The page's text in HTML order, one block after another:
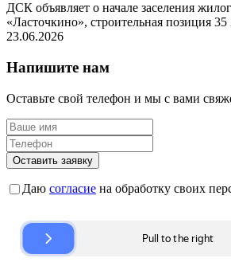
ДСК объявляет о начале заселения
«Ласточкино», строительная позиция
23.06.2026
Напишите нам
Оставьте свой телефон и мы с вами
Оставить заявку
Даю согласие на обработку своих